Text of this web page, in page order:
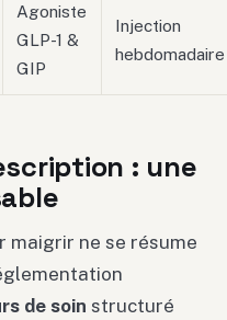
Agoniste
GLP-1 &
GIP
Injection
hebdomadaire
: une
maigrir ne se résume
de soin structuré